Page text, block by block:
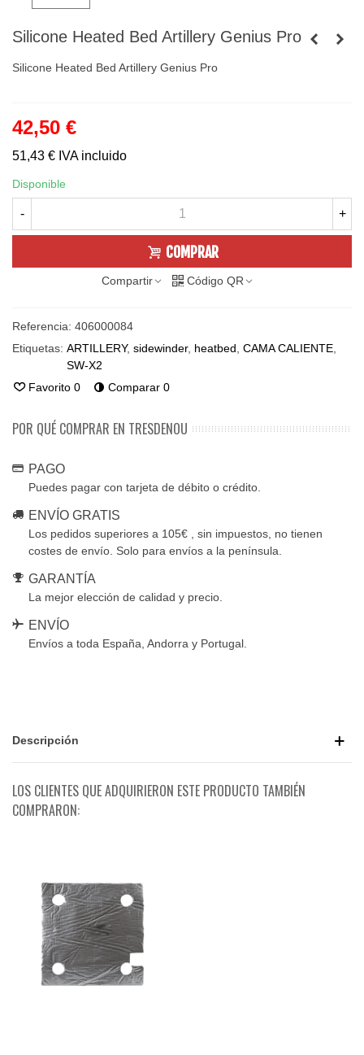
Silicone Heated Bed Artillery Genius Pro
Silicone Heated Bed Artillery Genius Pro
42,50 €
51,43 € IVA incluido
Disponible
- +
COMPRAR
Compartir Código QR
Referencia: 406000084
Etiquetas: ARTILLERY, sidewinder, heatbed CAMA CALIENTE
SW-X2
Favorito 0 Comparar 0
POR QUÉ COMPRAR EN TRESDENOU
PAGO
Puedes pagar con tarjeta de débito o crédito.
ENVÍO GRATIS
Los pedidos superiores a 105€ , sin impuestos, no tienen
costes de envío. Solo para envíos a la península.
GARANTÍA
La mejor elección de calidad y precio.
ENVÍO
Envíos a toda España, Andorra y Portugal.
Descripción
LOS CLIENTES QUE ADQUIRIERON ESTE PRODUCTO TAMBIÉN
COMPRARON: